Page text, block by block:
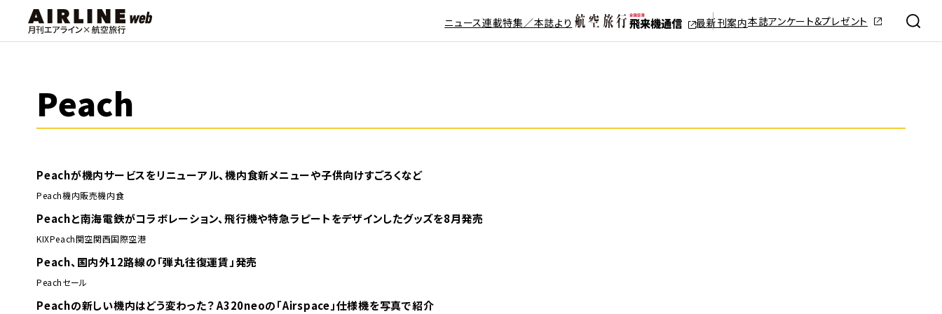
ニュース連載特集／本誌より 最新刊案内本誌アンケート&プレゼント
Peach
Peachが機内サービスをリニューアル、機内食新メニューや子供向けすごろくなど
Peach機内販売機内食
Peachと南海電鉄がコラボレーション、飛行機や特急ラピートをデザインしたグッズを8月発売
KIXPeach関空関西国際空港
Peach、国内外12路線の「弾丸往復運賃」発売
Peachセール
Peachの新しい機内はどう変わった？ A320neoの「Airspace」仕様機を写真で紹介